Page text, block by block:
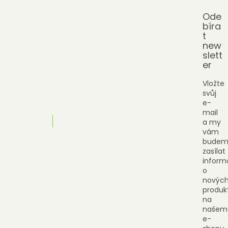
Ode
bíra
t
new
slett
er
Vložte
svůj
e-
mail
a my
vám
zasílat
o
nových
na
našem
e-